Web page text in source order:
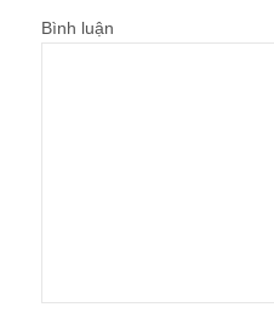
Bình luận